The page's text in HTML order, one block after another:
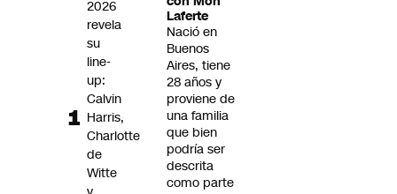
Laferte
Nació en
Buenos
Aires, tiene
28 años y
proviene de
una familia
que bien
podría ser
descrita
como parte
2026
revela
su
line-
up:
Calvin
Harris,
Charlotte
de
Witte